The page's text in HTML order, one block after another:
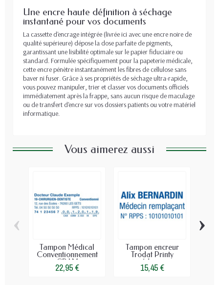
Une encre haute définition à séchage
instantané pour vos documents
La cassette d'encrage intégrée (livrée ici avec une encre noire de
qualité supérieure) dépose la dose parfaite de pigments,
garantissant une lisibilité optimale sur le papier fiduciaire ou
standard. Formulée spécifiquement pour la papeterie médicale,
cette encre pénètre instantanément les fibres de cellulose sans
baver ni fuser. Grâce à ses propriétés de séchage ultra-rapide,
vous pouvez manipuler, trier et classer vos documents officiels
immédiatement après la frappe, sans aucun risque de maculage
ou de transfert d'encre sur vos dossiers patients ou votre matériel
informatique.
Vous aimerez aussi
Tampon Médical
Conventionnement
CPAM
22,95 €
Tampon encreur
Trodat Printy
médecin...
15,45 €
‹ ›